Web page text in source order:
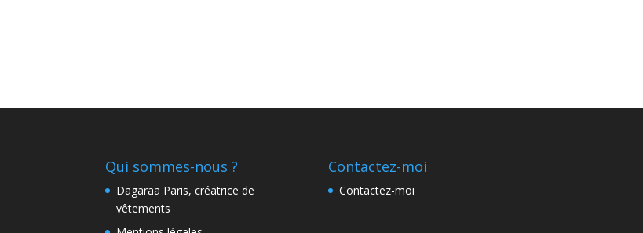
Qui sommes-nous ?
Dagaraa Paris, créatrice de
vêtements
Contactez-moi
Contactez-moi